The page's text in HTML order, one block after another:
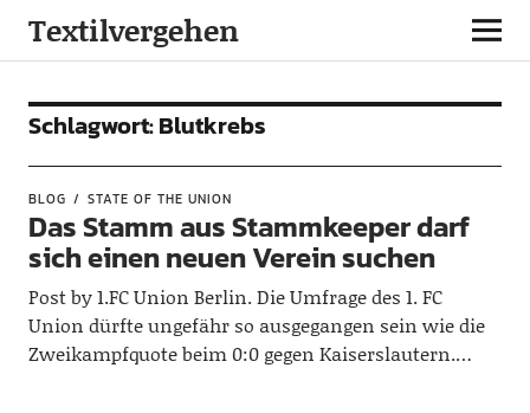
Textilvergehen
Schlagwort:Blutkrebs
BLOG STATE OF THE UNION
Das Stamm aus Stammkeeper darf
sich einen neuen Verein suchen
Post by 1.FC Union Berlin. Die Umfrage des 1. FC
Union dürfte ungefähr so ausgegangen sein wie die
Zweikampfquote beim 0:0 gegen Kaiserslautern.…